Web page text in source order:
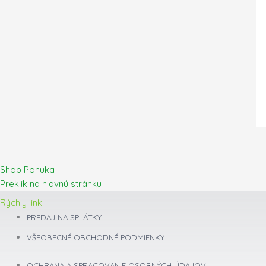
Shop Ponuka
Preklik na hlavnú stránku
Rýchly link
PREDAJ NA SPLÁTKY
VŠEOBECNÉ OBCHODNÉ PODMIENKY